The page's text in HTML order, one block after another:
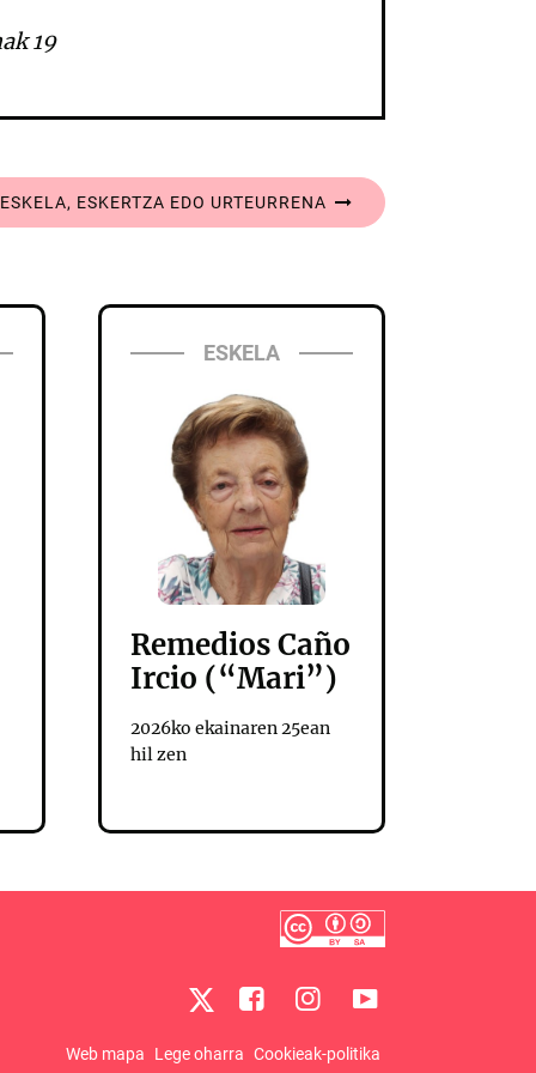
19
ESKERTZA EDO URTEURRENA
ESKELA
Remedios Caño
Ircio (“Mari”)
2026ko ekainaren 25ean
hil zen
Web mapa Lege oharra Cookieak-politika